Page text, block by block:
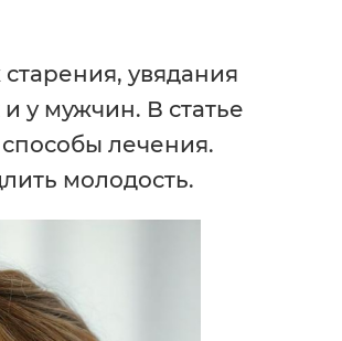
увядания
у мужчин. В статье
лечения.
молодость.